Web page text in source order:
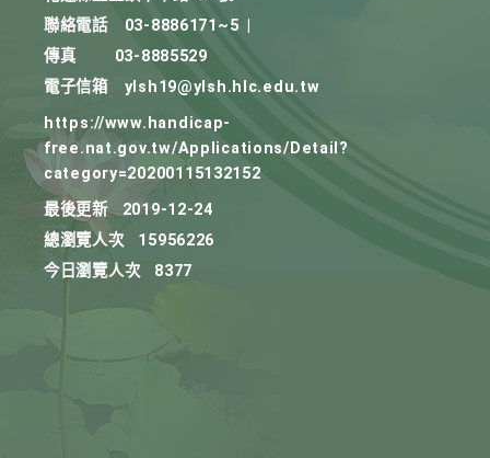
聯絡電話
03-8886171~5
傳真
03-8885529
電子信箱
ylsh19@ylsh.hlc.edu.tw
https://www.handicap-
free.nat.gov.tw/Applications/Detail?
category=20200115132152
最後更新
2019-12-24
總瀏覽人次
15956226
今日瀏覽人次
8377